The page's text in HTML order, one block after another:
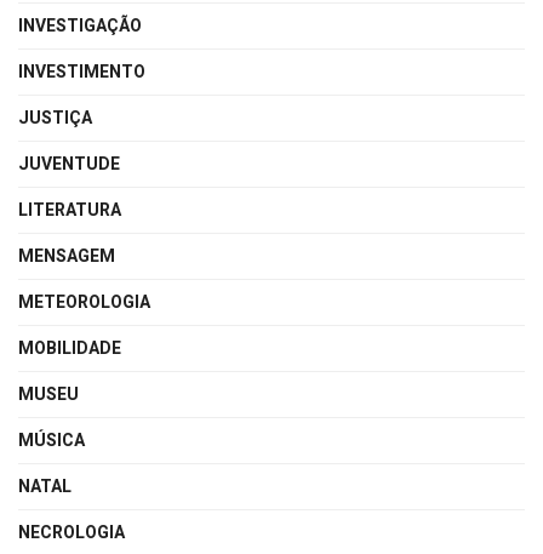
INVESTIGAÇÃO
INVESTIMENTO
JUSTIÇA
JUVENTUDE
LITERATURA
MENSAGEM
METEOROLOGIA
MOBILIDADE
MUSEU
MÚSICA
NATAL
NECROLOGIA